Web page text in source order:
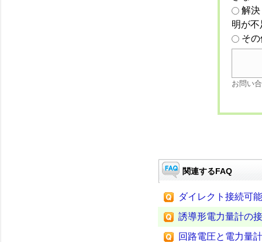
解
明が
そ
お問い
関連するFAQ
ダイレクト接続可
誘導形電力量計の
回路電圧と電力量